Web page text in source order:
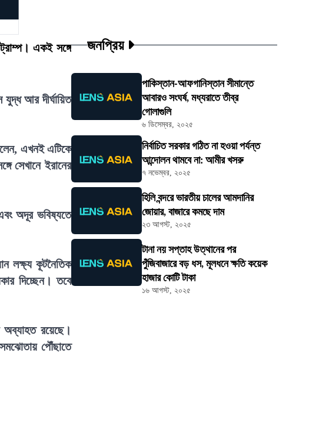
একই সঙ্গে
আর দীর্ঘায়িত
এখনই এটিকে
সেখানে ইরানের
অদূর ভবিষ্যতে
লক্ষ্য কূটনৈতিক
দিচ্ছেন। তবে
অব্যাহত রয়েছে।
পৌঁছাতে
জনপ্রিয়
পাকিস্তান-আফগানিস্তান সীমান্তে
আবারও সংঘর্ষ, মধ্যরাতে তীব্র
গোলাগুলি
৬ ডিসেম্বর, ২০২৫
নির্বাচিত সরকার গঠিত না হওয়া পর্যন্ত
আন্দোলন থামবে না: আমীর খসরু
৭ নভেম্বর, ২০২৫
হিলি বন্দরে ভারতীয় চালের আমদানির
জোয়ার, বাজারে কমছে দাম
২৩ আগস্ট, ২০২৫
টানা নয় সপ্তাহ উত্থানের পর
পুঁজিবাজারে বড় ধস, মূলধনে ক্ষতি কয়েক
হাজার কোটি টাকা
১৬ আগস্ট, ২০২৫